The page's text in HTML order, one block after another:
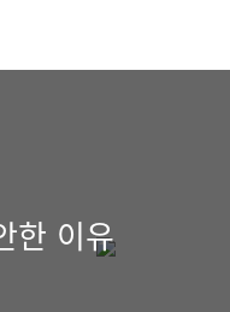
한 이유